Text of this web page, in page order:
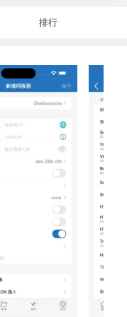
排行